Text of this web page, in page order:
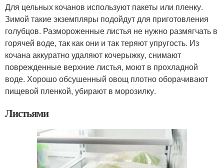
Для цельных кочанов используют пакеты или пленку.
Зимой такие экземпляры подойдут для приготовления
голубцов. Размороженные листья не нужно размягчать в
горячей воде, так как они и так теряют упругость. Из
кочана аккуратно удаляют кочерыжку, снимают
поврежденные верхние листья, моют в прохладной
воде. Хорошо обсушенный овощ плотно оборачивают
пищевой пленкой, убирают в морозилку.
Листьями